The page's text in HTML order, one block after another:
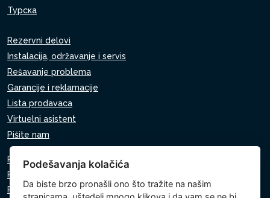
Турска
Rezervni delovi
Instalacija, održavanje i servis
Rešavanje problema
Garancije i reklamacije
Lista prodavaca
Virtuelni asistent
Pišite nam
Pravila o zaštiti ličnih podataka
Pravila o korišćenju kolačića
Podešavanja kolačića
Podešavanja kolačića
Da biste brzo pronašli ono što tražite na našim